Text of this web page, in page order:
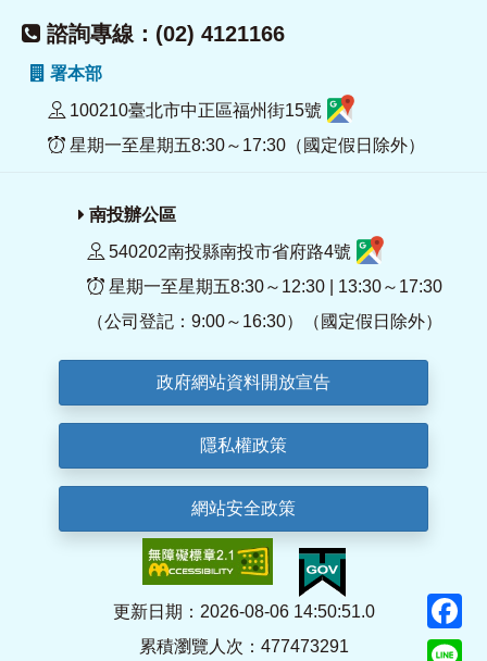
諮詢專線：(02) 4121166
署本部
100210臺北市中正區福州街15號
星期一至星期五8:30～17:30（國定假日除外）
南投辦公區
540202南投縣南投市省府路4號
星期一至星期五8:30～12:30 | 13:30～17:30
（公司登記：9:00～16:30）（國定假日除外）
政府網站資料開放宣告
隱私權政策
網站安全政策
更新日期：2026-08-06 14:50:51.0
累積瀏覽人次：477473291